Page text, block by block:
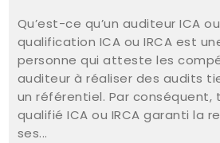
Qu’est-ce qu’un auditeur ICA
qualification ICA ou IRCA est
personne qui atteste les
auditeur à réaliser des audits
un référentiel. Par
qualifié ICA ou IRCA garanti la
ses...